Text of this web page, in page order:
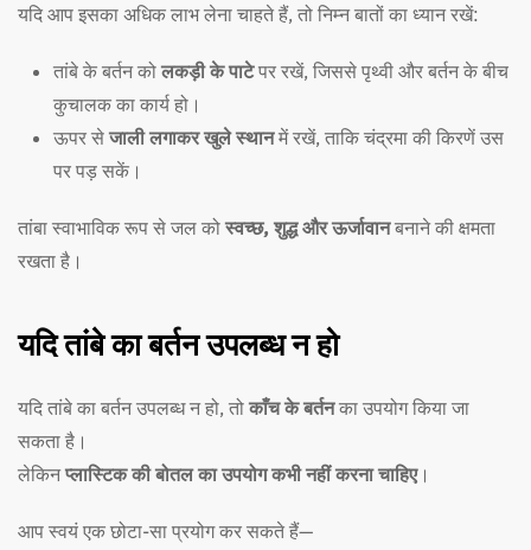
यदि आप इसका अधिक लाभ लेना चाहते हैं, तो निम्न बातों का ध्यान रखें:
तांबे के बर्तन को लकड़ी के पाटेपर रखें, जिससे पृथ्वी और बर्तन के बीच
कुचालक का कार्य हो।
ऊपर से जाली लगाकर खुले स्थानमें रखें, ताकि चंद्रमा की किरणें उस
पर पड़ सकें।
तांबा स्वाभाविक रूप से जल को स्वच्छ, शुद्ध और ऊर्जावानबनाने की क्षमता
रखता है।
यदि तांबे का बर्तन उपलब्ध न हो
यदि तांबे का बर्तन उपलब्ध न हो, तो काँच के बर्तनका उपयोग किया जा
सकता है।
लेकिनप्लास्टिक की बोतल का उपयोग कभी नहीं करना चाहिए।
आप स्वयं एक छोटा-सा प्रयोग कर सकते हैं—